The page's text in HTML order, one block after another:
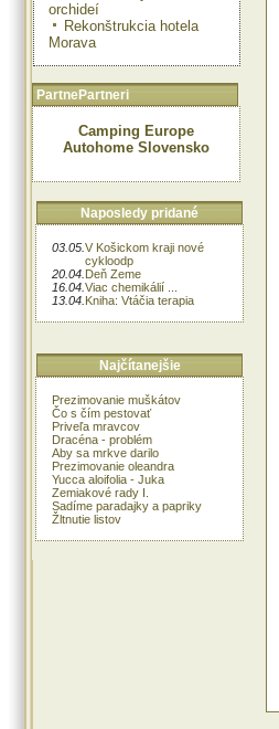
orchideí
Rekonštrukcia hotela
Morava
PartnePartneri
Camping Europe
Autohome Slovensko
Naposledy pridané
03.05. V Košickom kraji nové
cykloodp
20.04. Deň Zeme
16.04. Viac chemikálií ...
13.04. Kniha: Vtáčia terapia
Najčítanejšie
Prezimovanie muškátov
Čo s čím pestovať
Priveľa mravcov
Dracéna - problém
Aby sa mrkve darilo
Prezimovanie oleandra
Yucca aloifolia - Juka
Zemiakové rady I.
Sadíme paradajky a papriky
Žltnutie listov